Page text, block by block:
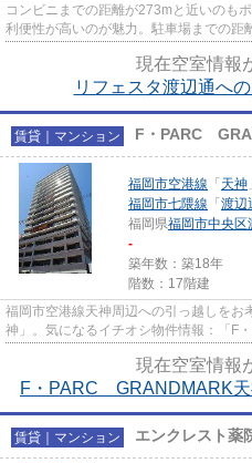
コンビニまでの距離が273mと近いのも
利便性が高いのが魅力。駐車場までの距
ので、車をお持ちの方は検討して...
現在空室情報
リフェスタ渡辺通へ
賃貸｜マンション F・PARC
福岡市空港線 「天神
福岡市七隈線 「渡辺
福岡県福岡市中央区
-
築年数：築18年
階数：17階建
福岡市空港線天神周辺への引っ越しを
神」。気になるイチオシ物件情報：「F
越しに最適なタイミングはお気軽にご相
現在空室情報
F・PARC GRANDMARK天
賃貸｜マンション エンクレスト薬